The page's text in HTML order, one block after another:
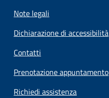
Note legali
Dichiarazione di accessibilità
Contatti
Prenotazione appuntamento
Richiedi assistenza